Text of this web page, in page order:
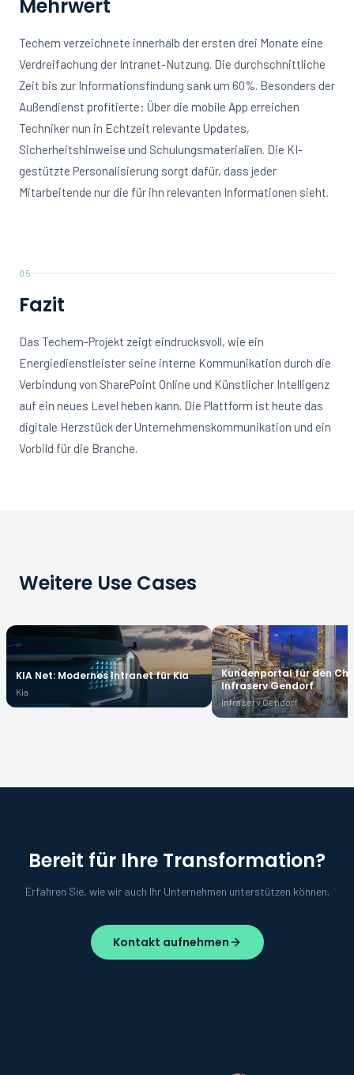
Mehrwert
Techem verzeichnete innerhalb der ersten drei Monate eine
Verdreifachung der Intranet-Nutzung. Die durchschnittliche
Zeit bis zur Informationsfindung sank um 60%. Besonders der
Außendienst profitierte: Über die mobile App erreichen
Techniker nun in Echtzeit relevante Updates,
Sicherheitshinweise und Schulungsmaterialien. Die KI-
gestützte Personalisierung sorgt dafür, dass jeder
Mitarbeitende nur die für ihn relevanten Informationen sieht.
05
Fazit
Das Techem-Projekt zeigt eindrucksvoll, wie ein
Energiedienstleister seine interne Kommunikation durch die
Verbindung von SharePoint Online und Künstlicher Intelligenz
auf ein neues Level heben kann. Die Plattform ist heute das
digitale Herzstück der Unternehmenskommunikation und ein
Vorbild für die Branche.
Weitere Use Cases
KIA Net: Modernes Intranet für Kia
Kia
Kundenportal für den
Infraserv Gendorf
Infraserv Gendorf
Bereit für Ihre Transformation?
Erfahren Sie, wie wir auch Ihr Unternehmen unterstützen können.
Kontakt aufnehmen